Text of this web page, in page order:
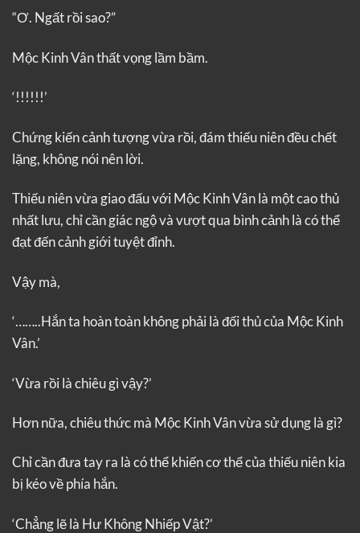
“Ơ. Ngất rồi sao?”
Mộc Kinh Vân thất vọng lầm bầm.
‘!!!!!!’
Chứng kiến cảnh tượng vừa rồi, đám thiếu niên đều chết
lặng, không nói nên lời.
Thiếu niên vừa giao đấu với Mộc Kinh Vân là một cao thủ
nhất lưu, chỉ cần giác ngộ và vượt qua bình cảnh là có thể
đạt đến cảnh giới tuyệt đỉnh.
Vậy mà,
‘……..Hắn ta hoàn toàn không phải là đối thủ của Mộc Kinh
Vân.’
‘Vừa rồi là chiêu gì vậy?’
Hơn nữa, chiêu thức mà Mộc Kinh Vân vừa sử dụng là gì?
Chỉ cần đưa tay ra là có thể khiến cơ thể của thiếu niên kia
bị kéo về phía hắn.
‘Chẳng lẽ là Hư Không Nhiếp Vật?’